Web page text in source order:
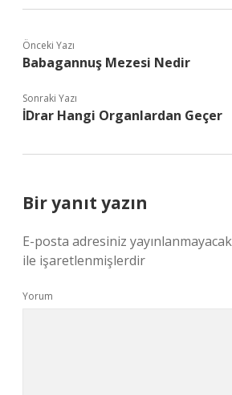
Önceki Yazı
Babagannuş Mezesi Nedir
Sonraki Yazı
İDrar Hangi Organlardan Geçer
Bir yanıt yazın
E-posta adresiniz
ile işaretlenmişlerdir
Yorum